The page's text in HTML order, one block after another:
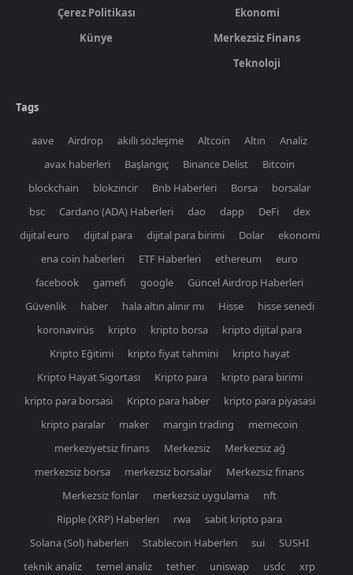
Çerez Politikası
Künye
Ekonomi
Merkezsiz Finans
Teknoloji
Tags
aave Airdrop akıllı sözleşme Altcoin Altın
Analiz
avax haberleri
Başlangıç Binance Delist
Bitcoin
blockchain
blokzincir Bnb Haberleri Borsa
borsalar
bsc
Cardano (ADA) Haberleri dao dapp DeFi
dex
dijital euro
dijital para dijital para birimi Dolar
ekonomi
ena coin haberleri
ETF Haberleri ethereum
euro
facebook
gamefi google
Güncel Airdrop Haberleri
Güvenlik
haber hala altın alınır mı Hisse
hisse senedi
koronavirüs
kripto kripto borsa
kripto dijital para
Kripto Eğitimi
kripto fiyat tahmini
kripto hayat
Kripto Hayat Sigortası
Kripto para
kripto para birimi
kripto para borsasi
Kripto para haber
kripto para piyasasi
kripto paralar
maker margin trading
memecoin
merkeziyetsiz finans
Merkezsiz
Merkezsiz ağ
merkezsiz borsa
merkezsiz borsalar
Merkezsiz finans
Merkezsiz fonlar
merkezsiz uygulama
nft
Ripple (XRP) Haberleri
rwa
sabit kripto para
Solana (Sol) haberleri
Stablecoin Haberleri sui
SUSHI
teknik analiz
temel analiz tether uniswap usdc xrp